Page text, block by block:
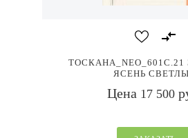
ЯСЕНЬ
Цена 17 500